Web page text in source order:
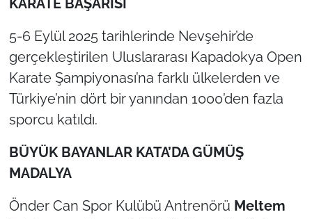
KARATE BAŞARISI
5-6 Eylül 2025 tarihlerinde Nevşehir’de
gerçekleştirilen Uluslararası Kapadokya Open
Karate Şampiyonası’na farklı ülkelerden ve
Türkiye’nin dört bir yanından 1000’den fazla
sporcu katıldı.
BÜYÜK BAYANLAR KATA’DA GÜMÜŞ
MADALYA
Önder Can Spor Kulübü Antrenörü Meltem
Genel
Politika
Flaş Haber
Magazin
İş Dünyası